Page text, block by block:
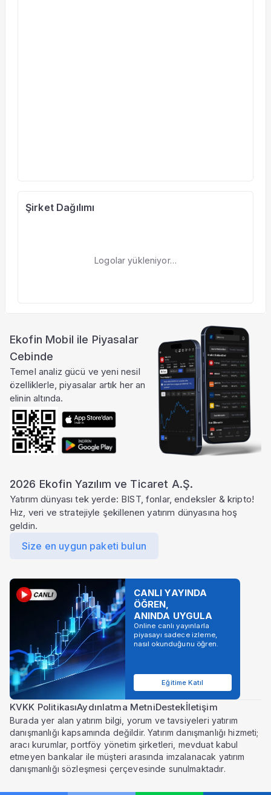
Şirket Dağılımı
Logolar yükleniyor…
Ekofin Mobil ile Piyasalar
Cebinde
Temel analiz gücü ve yeni nesil
özelliklerle, piyasalar artık her an
elinin altında.
2026 Ekofin Yazılım ve Ticaret A.Ş.
Yatırım dünyası tek yerde: BIST, fonlar, endeksler & kripto!
Hız, veri ve stratejiyle şekillenen yatırım dünyasına hoş
geldin.
Size en uygun paketi bulun
CANLI YAYINDA
ÖĞREN,
ANINDA UYGULA
Online canlı yayınlarla
piyasayı sadece izleme,
nasıl okunduğunu öğren.
Eğitime Katıl
KVKK PolitikasıAydınlatma MetniDestekİletişim
Burada yer alan yatırım bilgi, yorum ve tavsiyeleri yatırım
danışmanlığı kapsamında değildir. Yatırım danışmanlığı hizmeti;
aracı kurumlar, portföy yönetim şirketleri, mevduat kabul
etmeyen bankalar ile müşteri arasında imzalanacak yatırım
danışmanlığı sözleşmesi çerçevesinde sunulmaktadır.